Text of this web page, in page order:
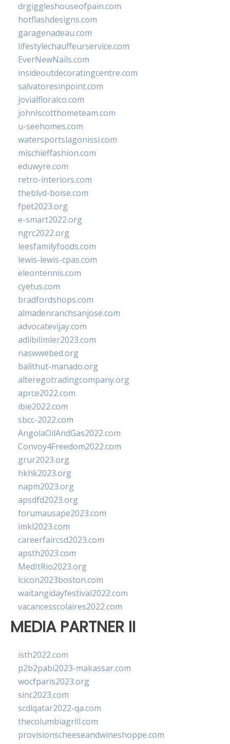
drgiggleshouseofpain.com
hotflashdesigns.com
garagenadeau.com
lifestylechauffeurservice.com
EverNewNails.com
insideoutdecoratingcentre.com
salvatoresinpoint.com
jovialfloralco.com
johnlscotthometeam.com
u-seehomes.com
watersportslagonissi.com
mischieffashion.com
eduwyre.com
retro-interiors.com
theblvd-boise.com
fpet2023.org
e-smart2022.org
ngrc2022.org
leesfamilyfoods.com
lewis-lewis-cpas.com
eleontennis.com
cyetus.com
bradfordshops.com
almadenranchsanjose.com
advocatevijay.com
adlibilimler2023.com
naswwebed.org
balithut-manado.org
alteregotradingcompany.org
aprce2022.com
ibie2022.com
sbcc-2022.com
AngolaOilAndGas2022.com
Convoy4Freedom2022.com
grur2023.org
hkhk2023.org
napm2023.org
apsdfd2023.org
forumausape2023.com
imkl2023.com
careerfaircsd2023.com
apsth2023.com
MedItRio2023.org
lcicon2023boston.com
waitangidayfestival2022.com
vacancesscolaires2022.com
MEDIA PARTNER II
isth2022.com
p2b2pabi2023-makassar.com
wocfparis2023.org
sinc2023.com
scdlqatar2022-qa.com
thecolumbiagrill.com
provisionscheeseandwineshoppe.com